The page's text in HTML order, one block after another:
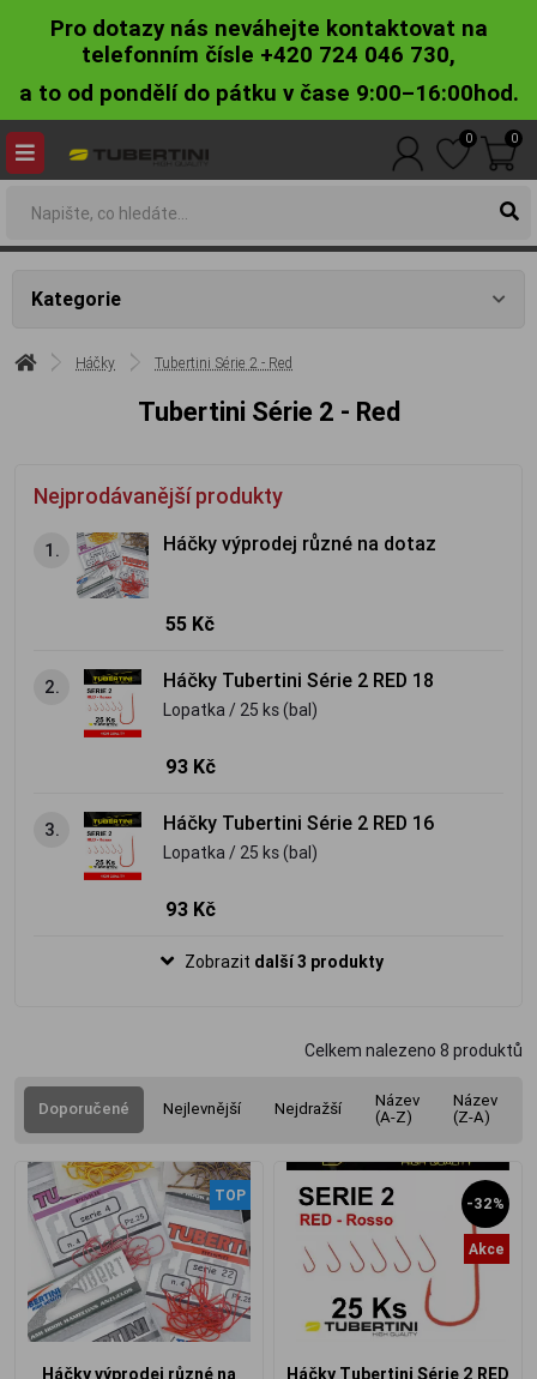
Pro dotazy nás neváhejte kontaktovat na
telefonním čísle +420 724 046 730,
a to od pondělí do pátku v čase 9:00–16:00hod.
0 0
Kategorie
Háčky Tubertini Série 2 - Red
Tubertini Série 2 - Red
Nejprodávanější produkty
1. Háčky výprodej různé na dotaz
55 Kč
2. Háčky Tubertini Série 2 RED 18
Lopatka / 25 ks (bal)
93 Kč
3. Háčky Tubertini Série 2 RED 16
Lopatka / 25 ks (bal)
93 Kč
Zobrazit další 3 produkty
Celkem nalezeno 8 produktů
Doporučené Nejlevnější Nejdražší
Název
(A-Z)
Název
(Z-A)
TOP
Háčky výprodej různé na
-32%
Akce
Háčky Tubertini Série 2 RED